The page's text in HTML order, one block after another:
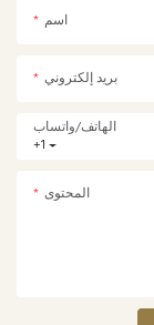
اسم
بريد إلكتروني
+1
الهاتف/واتساب
المحتوى